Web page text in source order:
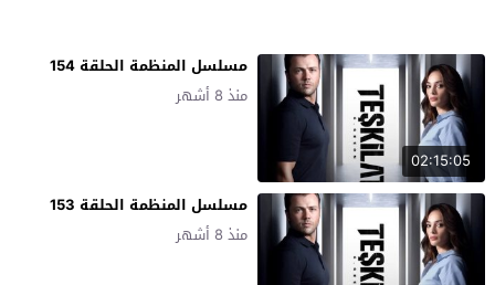
02:15:05
مسلسل المنظمة الحلقة 154
منذ 8 أشهر
مسلسل المنظمة الحلقة 153
منذ 8 أشهر